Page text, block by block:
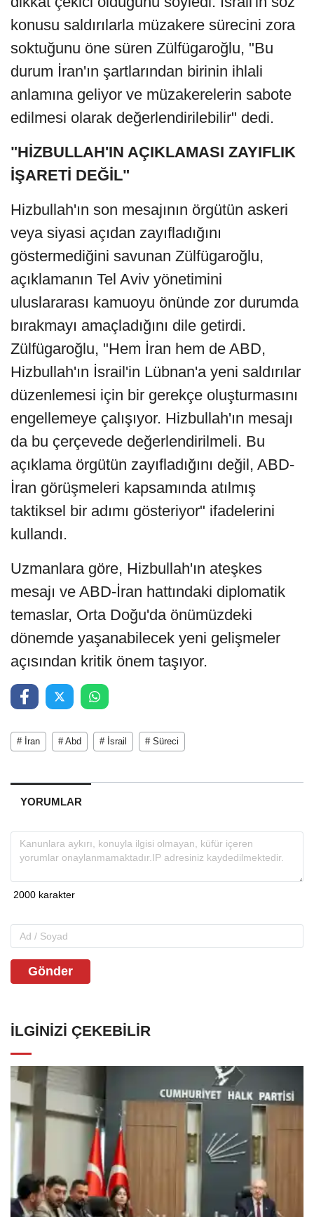
konusu saldırılarla müzakere sürecini zora
soktuğunu öne süren Zülfügaroğlu, "Bu
durum İran'ın şartlarından birinin ihlali
anlamına geliyor ve müzakerelerin sabote
edilmesi olarak değerlendirilebilir" dedi.
"HİZBULLAH'IN AÇIKLAMASI ZAYIFLIK
İŞARETİ DEĞİL"
Hizbullah'ın son mesajının örgütün askeri
veya siyasi açıdan zayıfladığını
göstermediğini savunan Zülfügaroğlu,
açıklamanın Tel Aviv yönetimini
uluslararası kamuoyu önünde zor durumda
bırakmayı amaçladığını dile getirdi.
Zülfügaroğlu, "Hem İran hem de ABD,
Hizbullah'ın İsrail'in Lübnan'a yeni saldırılar
düzenlemesi için bir gerekçe oluşturmasını
engellemeye çalışıyor. Hizbullah'ın mesajı
da bu çerçevede değerlendirilmeli. Bu
açıklama örgütün zayıfladığını değil, ABD-
İran görüşmeleri kapsamında atılmış
taktiksel bir adımı gösteriyor" ifadelerini
kullandı.
Uzmanlara göre, Hizbullah'ın ateşkes
mesajı ve ABD-İran hattındaki diplomatik
temaslar, Orta Doğu'da önümüzdeki
dönemde yaşanabilecek yeni gelişmeler
açısından kritik önem taşıyor.
# İran # Abd # İsrail # Süreci
YORUMLAR
Gönder
İLGINIZI ÇEKEBILIR